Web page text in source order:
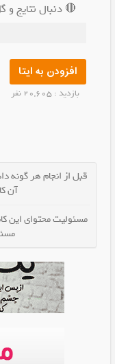
🔴 دنبال نتایج و
⚫️ دنبال نقل و
🔴 دنبال والپیپر
⚫️ دنبال نتایج
افزودن به ایتا
بازدید : 20,605 نفر
قبل از انجام هر گونه
آن
مسئولیت محتوای این